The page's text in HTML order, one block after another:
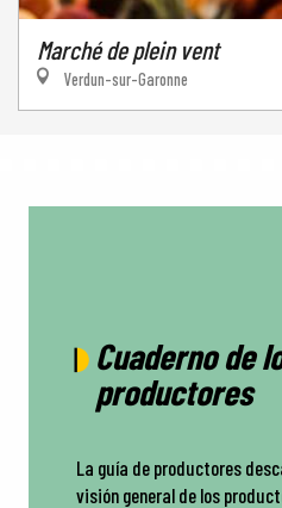
Marché de plein vent
Verdun-sur-Garonne
Cuaderno de
productores
La guía de productores
visión general de los